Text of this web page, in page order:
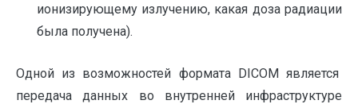
ионизирующему излучению, какая доза радиации
была получена).
Одной из возможностей формата DICOM является
передача данных во внутренней инфраструктуре